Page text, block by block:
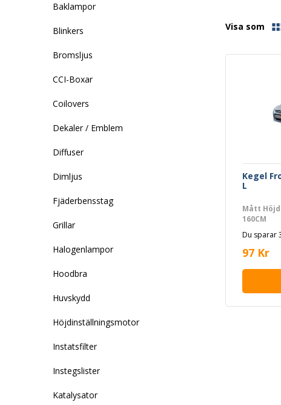
Baklampor
Blinkers
Bromsljus
CCI-Boxar
Coilovers
Dekaler / Emblem
Diffuser
Dimljus
Fjäderbensstag
Grillar
Halogenlampor
Hoodbra
Huvskydd
Höjdinställningsmotor
Instatsfilter
Instegslister
Katalysator
Visa som
Kegel
L
Mått Höjd
160CM
Du sparar
97 Kr